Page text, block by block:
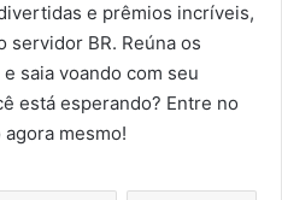
e prêmios incríveis,
servidor BR. Reúna os
saia voando com seu
está esperando? Entre no
mesmo!